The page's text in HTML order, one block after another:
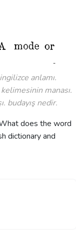
anlamı.
manası.
budayış nedir.
does the word
dictionary and